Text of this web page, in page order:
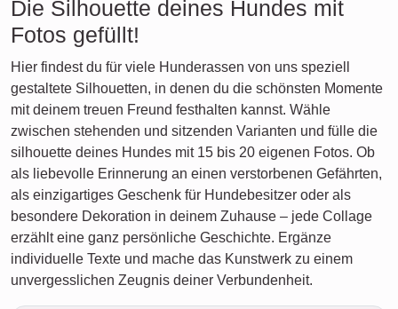
Die Silhouette deines Hundes mit
Fotos gefüllt!
Hier findest du für viele Hunderassen von uns speziell
gestaltete Silhouetten, in denen du die schönsten Momente
mit deinem treuen Freund festhalten kannst. Wähle
zwischen stehenden und sitzenden Varianten und fülle die
silhouette deines Hundes mit 15 bis 20 eigenen Fotos. Ob
als liebevolle Erinnerung an einen verstorbenen Gefährten,
als einzigartiges Geschenk für Hundebesitzer oder als
besondere Dekoration in deinem Zuhause – jede Collage
erzählt eine ganz persönliche Geschichte. Ergänze
individuelle Texte und mache das Kunstwerk zu einem
unvergesslichen Zeugnis deiner Verbundenheit.